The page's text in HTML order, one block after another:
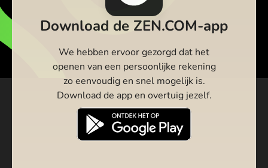
Download de ZEN.COM-app
We hebben ervoor gezorgd dat het
openen van een persoonlijke rekening
zo eenvoudig en snel mogelijk is.
Download de app en overtuig jezelf.